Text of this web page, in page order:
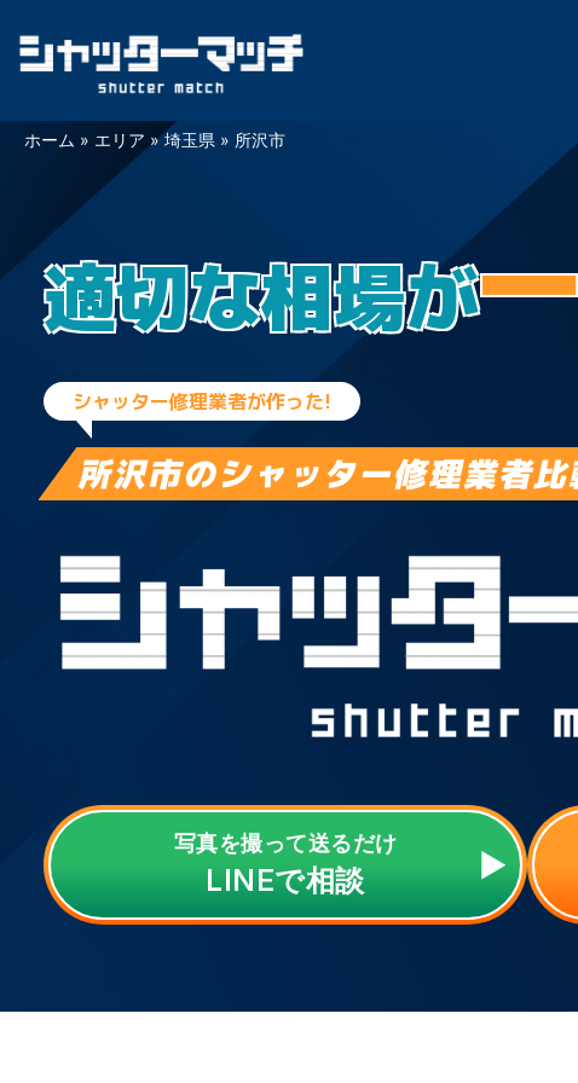
Skipホーム » エリア »埼玉県 » 所沢市
適切な相場が
シャッター修理業者が作った!
所沢市のシャッター修理業者比
写真を撮って送るだけ
LINEで相談